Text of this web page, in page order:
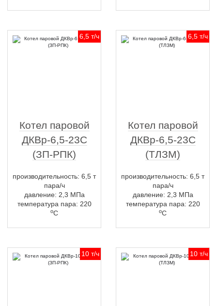
6,5 т/ч
Котел паровой
ДКВр-6,5-23С
(ЗП-РПК)
производительность: 6,5 т
пара/ч
давление: 2,3 МПа
температура пара: 220
оС
6,5 т/ч
Котел паровой
ДКВр-6,5-23С
(ТЛЗМ)
производительность: 6,5 т
пара/ч
давление: 2,3 МПа
температура пара: 220
оС
10 т/ч 10 т/ч